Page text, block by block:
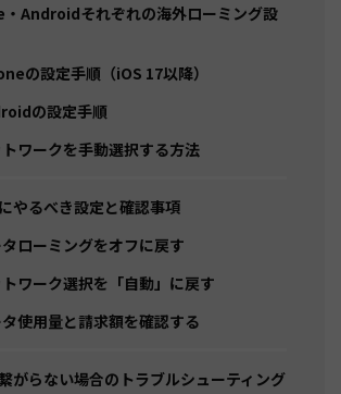
Androidそれぞれの海外ローミング設
の設定手順（iOS 17以降）
の設定手順
ワークを手動選択する方法
やるべき設定と確認事項
ローミングをオフに戻す
ワーク選択を「自動」に戻す
使用量と請求額を確認する
がらない場合のトラブルシューティング